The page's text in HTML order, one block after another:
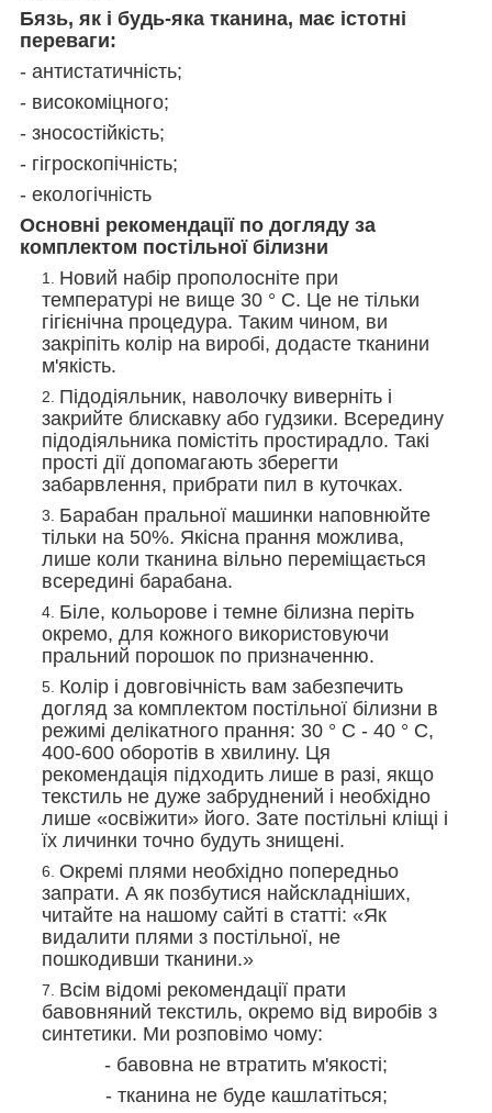
Бязь, як і будь-яка тканина, має істотні
переваги:
- антистатичність;
- високоміцного;
- зносостійкість;
- гігроскопічність;
- екологічність
Основні рекомендації по догляду за
комплектом постільної білизни
Новий набір прополосніте при
температурі не вище 30 ° С. Це не тільки
гігієнічна процедура. Таким чином, ви
закріпіть колір на виробі, додасте тканини
м'якість.
Підодіяльник, наволочку виверніть і
закрийте блискавку або гудзики. Всередину
підодіяльника помістіть простирадло. Такі
прості дії допомагають зберегти
забарвлення, прибрати пил в куточках.
Барабан пральної машинки наповнюйте
тільки на 50%. Якісна прання можлива,
лише коли тканина вільно переміщається
всередині барабана.
Біле, кольорове і темне білизна періть
окремо, для кожного використовуючи
пральний порошок по призначенню.
Колір і довговічність вам забезпечить
догляд за комплектом постільної білизни в
режимі делікатного прання: 30 ° С - 40 ° С,
400-600 оборотів в хвилину. Ця
рекомендація підходить лише в разі, якщо
текстиль не дуже забруднений і необхідно
лише «освіжити» його. Зате постільні кліщі і
їх личинки точно будуть знищені.
Окремі плями необхідно попередньо
запрати. А як позбутися найскладніших,
читайте на нашому сайті в статті: «Як
видалити плями з постільної, не
пошкодивши тканини.»
Всім відомі рекомендації прати
бавовняний текстиль, окремо від виробів з
синтетики. Ми розповімо чому:
- бавовна не втратить м'якості;
- тканина не буде кашлатіться;